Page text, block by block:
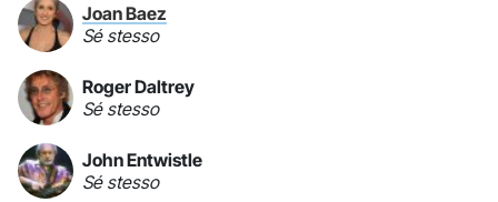
Joan Baez
Sé stesso
Roger Daltrey
Sé stesso
John Entwistle
Sé stesso